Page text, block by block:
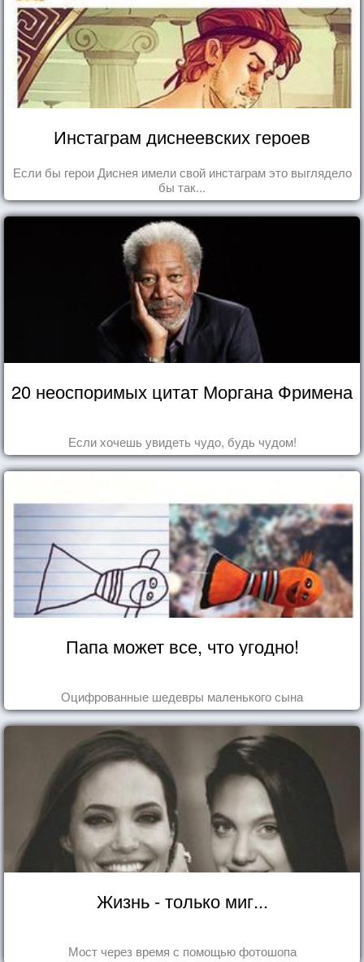
Инстаграм диснеевских героев
Если бы герои Диснея имели свой инстаграм это выглядело
бы так...
20 неоспоримых цитат Моргана Фримена
Если хочешь увидеть чудо, будь чудом!
Папа может все, что угодно!
Оцифрованные шедевры маленького сына
Жизнь - только миг...
Мост через время с помощью фотошопа